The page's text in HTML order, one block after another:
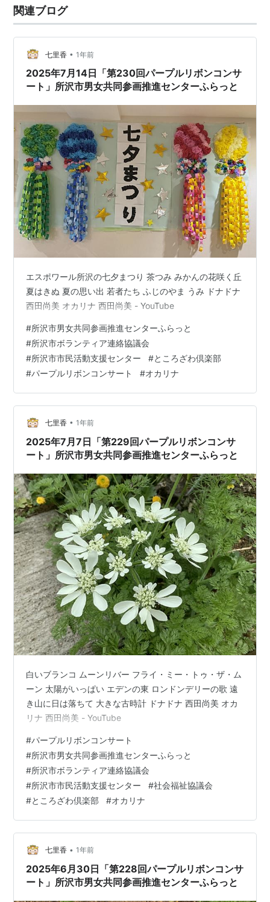
関連ブログ
七里香 • 1年前
2025年7月14日「第230回パープルリボンコンサ
ート」所沢市男女共同参画推進センターふらっと
エスポワール所沢の七夕まつり 茶つみ みかんの花咲く丘
夏はきぬ 夏の思い出 若者たち ふじのやま うみ ドナドナ
西田尚美 オカリナ 西田尚美 - YouTube
#所沢市男女共同参画推進センターふらっと
#所沢市ボランティア連絡協議会
#所沢市市民活動支援センター #ところざわ倶楽部
#パープルリボンコンサート #オカリナ
七里香 • 1年前
2025年7月7日「第229回パープルリボンコンサ
ート」所沢市男女共同参画推進センターふらっと
白いブランコ ムーンリバー フライ・ミー・トゥ・ザ・ム
ーン 太陽がいっぱい エデンの東 ロンドンデリーの歌 遠
き山に日は落ちて 大きな古時計 ドナドナ 西田尚美 オカ
リナ 西田尚美 - YouTube
#パープルリボンコンサート
#所沢市男女共同参画推進センターふらっと
#所沢市ボランティア連絡協議会
#所沢市市民活動支援センター #社会福祉協議会
#ところざわ倶楽部 #オカリナ
七里香 • 1年前
2025年6月30日「第228回パープルリボンコンサ
ート」所沢市男女共同参画推進センターふらっと